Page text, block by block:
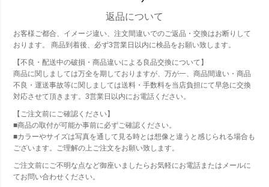
返品について
お客様ご都合、イメージ違い、注文間違いでのご返品・交換はお断りして
おります。 商品到着後、必ず3営業日以内に検品をお願い致します。
【不良・配送中の破損・商品違いによる良品交換について】
商品に関しましては万全を期しておりますが、万が一、商品間違い・商品
不良・運送事故等に関しましては送料・手数料を当店負担にて早急に交換
対応させて頂きます。3営業日以内にお電話ください。
【ご注文前にご確認ください】
■商品の取付が可能か事前に必ずご確認ください。
■カラーやサイズは写真を通して見る時とは想像と違うと感じられる場合も
ございます。ご理解の上ご注文をお願い致します。
ご注文前にご不明な点など御座いましたらお気軽にお電話またはメールに
てお問い合わせください。